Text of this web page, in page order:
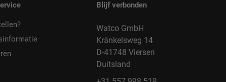
Blijf verbonden
Watco GmbH
Kränkelsweg 14
D-41748 Viersen
Duitsland